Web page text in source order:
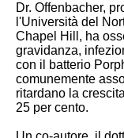
Dr. Offenbacher,
l'Università del
Chapel Hill, ha
gravidanza,
con il batterio
comunemente
ritardano la
25 per cento.